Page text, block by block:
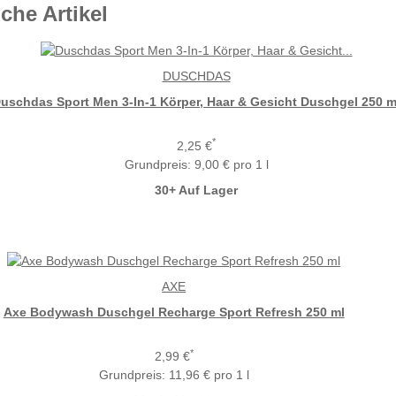
Artikel
Sport Men 3-In-1 Körper, Haar & Gesicht Duschgel 250
2,25 €*
Grundpreis: 9,00 € pro 1 l
30+ Auf Lager
DUSCHDAS
Axe Bodywash Duschgel Recharge Sport Refresh 250 ml
2,99 €*
Grundpreis: 11,96 € pro 1 l
AXE